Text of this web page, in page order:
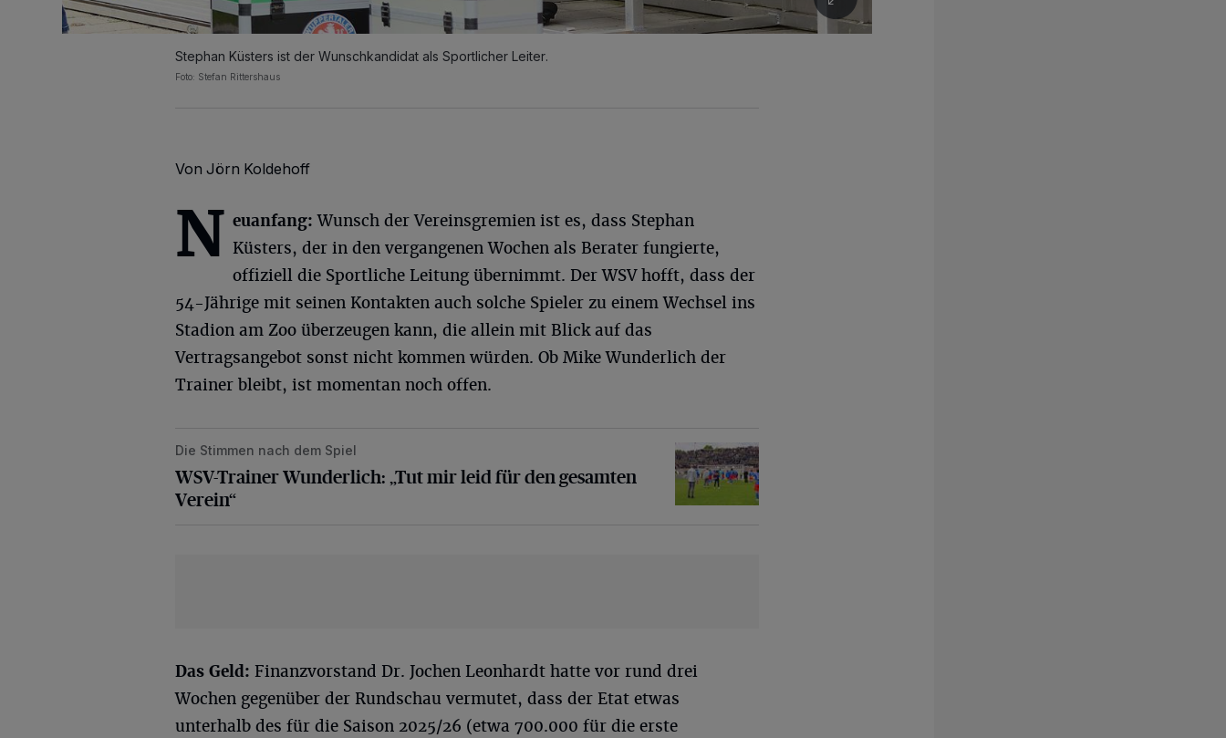
Stephan Küsters ist der Wunschkandidat als Sportlicher Leiter.
Foto: Stefan Rittershaus
Von Jörn Koldehoff
N euanfang: Wunsch der Vereinsgremien ist es, dass Stephan
Küsters, der in den vergangenen Wochen als Berater fungierte,
offiziell die Sportliche Leitung übernimmt. Der WSV hofft, dass der
54-Jährige mit seinen Kontakten auch solche Spieler zu einem Wechsel ins
Stadion am Zoo überzeugen kann, die allein mit Blick auf das
Vertragsangebot sonst nicht kommen würden. Ob Mike Wunderlich der
Trainer bleibt, ist momentan noch offen.
WSV-Trainer Wunderlich: „Tut mir leid für den gesamten Verein“
Die Stimmen nach dem Spiel
WSV-Trainer Wunderlich: „Tut mir leid für den gesamten
Verein“
Das Geld: Finanzvorstand Dr. Jochen Leonhardt hatte vor rund drei
Wochen gegenüber der Rundschau vermutet, dass der Etat etwas
unterhalb des für die Saison 2025/26 (etwa 700.000 für die erste